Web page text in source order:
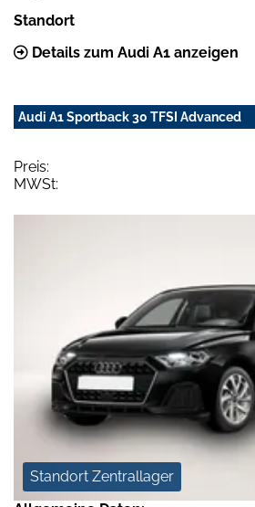
Standort
Details zum Audi A1 anzeigen
Audi A1 Sportback 30 TFSI Advanced
Preis:
MWSt:
Standort Zentrallager